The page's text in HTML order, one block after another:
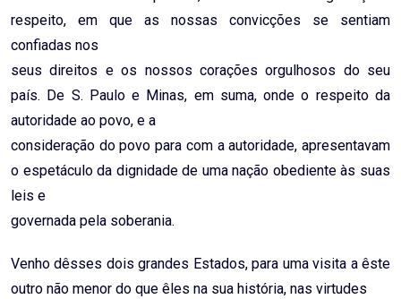
respeito, em que as nossas convicções se sentiam
confiadas nos
seus direitos e os nossos corações orgulhosos do seu
país. De S. Paulo e Minas, em suma, onde o respeito da
autoridade ao povo, e a
consideração do povo para com a autoridade, apresentavam
o espetáculo da dignidade de uma nação obediente às suas
leis e
governada pela soberania.
Venho dêsses dois grandes Estados, para uma visita a êste
outro não menor do que êles na sua história, nas virtudes